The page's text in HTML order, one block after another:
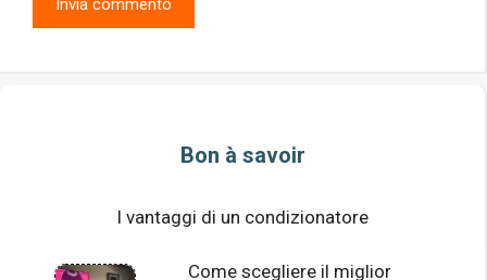
Bon à savoir
I vantaggi di un condizionatore
Come scegliere il miglior